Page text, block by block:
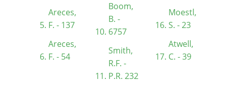
Areces,
F. - 137
Areces,
F. - 54
Boom,
B. -
6757
Smith,
R.F. -
P.R. 232
Moestl,
S. - 23
Atwell,
C. - 39